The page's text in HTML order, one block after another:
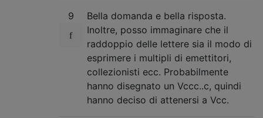
9
Bella domanda e bella risposta.
Inoltre, posso immaginare che il
raddoppio delle lettere sia il modo di
esprimere i multipli di emettitori,
collezionisti ecc. Probabilmente
hanno disegnato un Vccc..c, quindi
hanno deciso di attenersi a Vcc.